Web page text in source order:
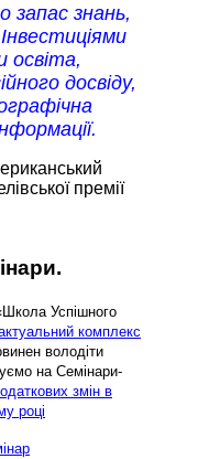
запас знань,
освіта,
досвіду,
премії
Успішного
комплекс
володіти
на Семінари-
змін в
році